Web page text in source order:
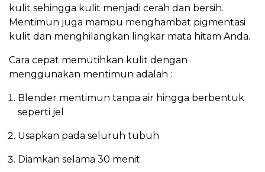
kulit sehingga kulit menjadi cerah dan bersih.
Mentimun juga mampu menghambat pigmentasi
kulit dan menghilangkan lingkar mata hitam Anda.
Cara cepat memutihkan kulit dengan
menggunakan mentimun adalah :
Blender mentimun tanpa air hingga berbentuk
seperti jel
Usapkan pada seluruh tubuh
Diamkan selama 30 menit